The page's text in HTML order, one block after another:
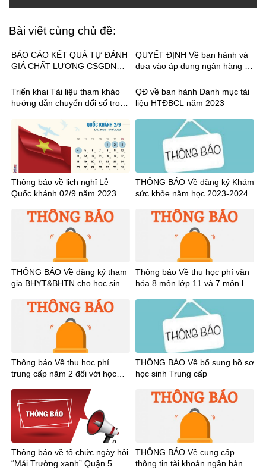
Bài viết cùng chủ đề:
BÁO CÁO KẾT QUẢ TỰ ĐÁNH
GIÁ CHẤT LƯỢNG CSGDNN
QUYẾT ĐỊNH Về ban hành và
đưa vào áp dụng ngân hàng đề
học, mô đun ngành, nghề Bảo
trì hệ thống thiết bị cơ khí và
cấp năm 2023
Triển khai Tài liệu tham khảo
hướng dẫn chuyển đổi số trong
QĐ về ban hành Danh mục tài
liệu HTĐBCL năm 2023
Thông báo về lịch nghỉ Lễ
Quốc khánh 02/9 năm 2023
THÔNG BÁO Về đăng ký Khám
sức khỏe năm học 2023-2024
THÔNG BÁO Về đăng ký tham
gia BHYT&BHTN cho học sinh
Thông báo Về thu học phí văn
hóa 8 môn lớp 11 và 7 môn lớp
cấp 22K16, 21K15
Thông báo Về thu học phí
trung cấp năm 2 đối với học
THÔNG BÁO Về bổ sung hồ sơ
học sinh Trung cấp
Thông báo về tổ chức ngày hội
“Mái Trường xanh” Quận 5
THÔNG BÁO Về cung cấp
thông tin tài khoản ngân hàng